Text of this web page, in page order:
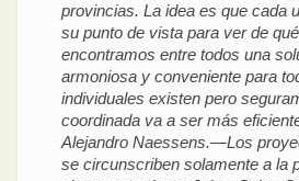
provincias. La idea es que cada
su punto de vista para ver de
encontramos entre todos una
armoniosa y conveniente para
individuales existen pero
coordinada va a ser más
Alejandro Naessens.—Los
se circunscriben solamente a la